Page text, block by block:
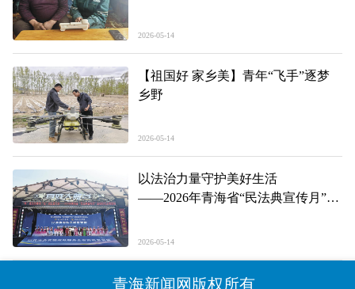
2026-05-14
【祖国好 家乡美】青年“飞手”逐梦
乡野
2026-05-14
以法治力量守护美好生活
——2026年青海省“民法典宣传月”启
2026-05-14
青海新闻网版权所有